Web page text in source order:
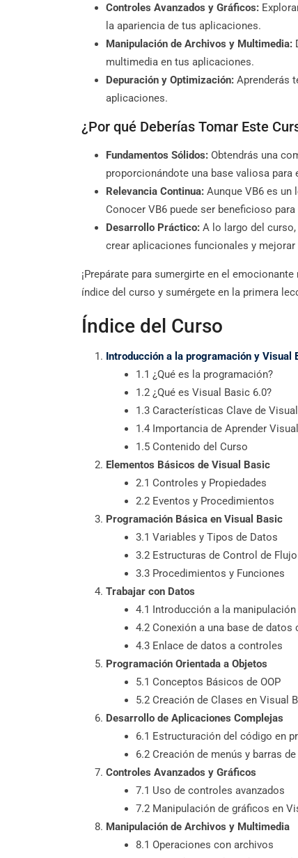
Controles Avanzados y Gráficos:
la apariencia de tus aplicaciones.
Manipulación de Archivos y Multimedia:
multimedia en tus aplicaciones.
Depuración y Optimización: Aprenderás
aplicaciones.
¿Por qué Deberías Tomar Este
Fundamentos Sólidos: Obtendrás una
proporcionándote una base valiosa
Relevancia Continua: Aunque VB6 es un
Conocer VB6 puede ser beneficioso
Desarrollo Práctico: A lo largo del
crear aplicaciones funcionales y
¡Prepárate para sumergirte en el
índice del curso y sumérgete en la primera
Índice del Curso
Introducción a la programación y Visual
1.1 ¿Qué es la programación?
1.2 ¿Qué es Visual Basic 6.0?
1.3 Características Clave de
1.4 Importancia de Aprender
1.5 Contenido del Curso
Elementos Básicos de Visual Basic
2.1 Controles y Propiedades
2.2 Eventos y Procedimientos
Programación Básica en Visual Basic
3.1 Variables y Tipos de Datos
3.2 Estructuras de Control de Flujo
3.3 Procedimientos y Funciones
Trabajar con Datos
4.1 Introducción a la
4.2 Conexión a una base de datos
4.3 Enlace de datos a controles
Programación Orientada a Objetos
5.1 Conceptos Básicos de OOP
5.2 Creación de Clases en Visual
Desarrollo de Aplicaciones Complejas
6.1 Estructuración del código en
6.2 Creación de menús y barras
Controles Avanzados y Gráficos
7.1 Uso de controles avanzados
7.2 Manipulación de gráficos en
Manipulación de Archivos y Multimedia
8.1 Operaciones con archivos